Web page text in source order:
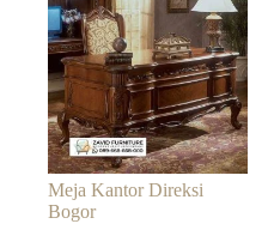
Meja Kantor Direksi
Bogor